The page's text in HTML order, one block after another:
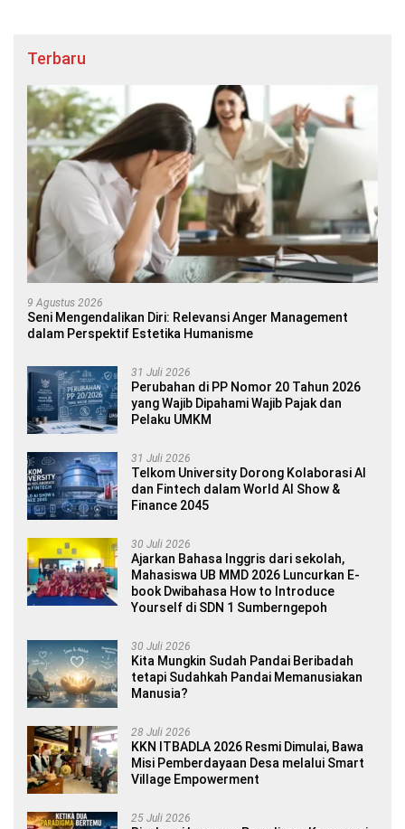
Terbaru
9 Agustus 2026
Seni Mengendalikan Diri: Relevansi Anger Management
dalam Perspektif Estetika Humanisme
31 Juli 2026
Perubahan di PP Nomor 20 Tahun 2026
yang Wajib Dipahami Wajib Pajak dan
Pelaku UMKM
31 Juli 2026
Telkom University Dorong Kolaborasi AI
dan Fintech dalam World AI Show &
Finance 2045
30 Juli 2026
Ajarkan Bahasa Inggris dari sekolah,
Mahasiswa UB MMD 2026 Luncurkan E-
book Dwibahasa How to Introduce
Yourself di SDN 1 Sumberngepoh
30 Juli 2026
Kita Mungkin Sudah Pandai Beribadah
tetapi Sudahkah Pandai Memanusiakan
Manusia?
28 Juli 2026
KKN ITBADLA 2026 Resmi Dimulai, Bawa
Misi Pemberdayaan Desa melalui Smart
Village Empowerment
25 Juli 2026